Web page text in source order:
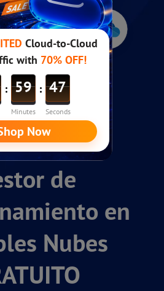
MultCloud
de
en
Nubes